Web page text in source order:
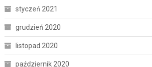
styczeń 2021
grudzień 2020
listopad 2020
październik 2020